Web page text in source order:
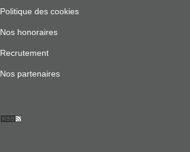
Politique des cookies
Nos honoraires
Recrutement
Nos partenaires